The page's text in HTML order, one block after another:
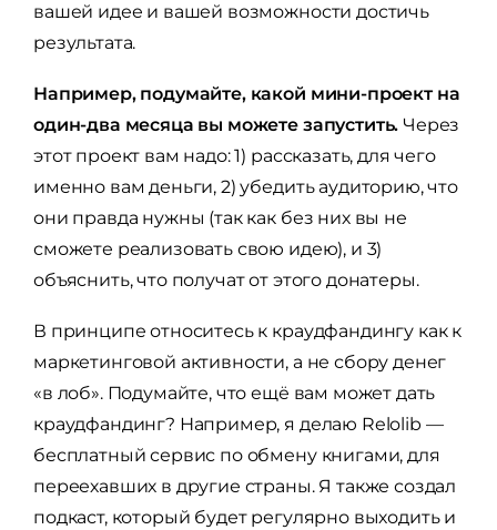
вашей идее и вашей возможности достичь
результата.
Например, подумайте, какой мини-проект на
один-два месяца вы можете запустить. Через
этот проект вам надо: 1) рассказать, для чего
именно вам деньги, 2) убедить аудиторию, что
они правда нужны (так как без них вы не
сможете реализовать свою идею), и 3)
объяснить, что получат от этого донатеры.
В принципе относитесь к краудфандингу как к
маркетинговой активности, а не сбору денег
«в лоб». Подумайте, что ещё вам может дать
краудфандинг? Например, я делаю Relolib —
бесплатный сервис по обмену книгами, для
переехавших в другие страны. Я также создал
подкаст, который будет регулярно выходить и